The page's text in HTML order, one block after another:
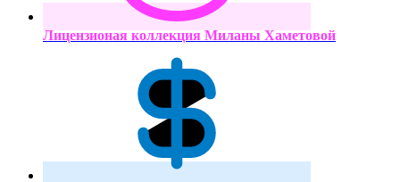
Лицензионая коллекция Миланы Хаметовой